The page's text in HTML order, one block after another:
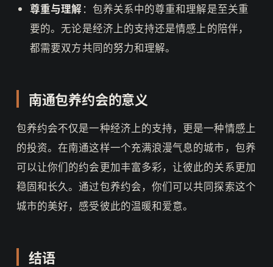
尊重与理解 ：包养关系中的尊重和理解是至关重
要的。无论是经济上的支持还是情感上的陪伴，
都需要双方共同的努力和理解。
南通包养约会的意义
包养约会不仅是一种经济上的支持，更是一种情感上
的投资。在南通这样一个充满浪漫气息的城市，包养
可以让你们的约会更加丰富多彩，让彼此的关系更加
稳固和长久。通过包养约会，你们可以共同探索这个
城市的美好，感受彼此的温暖和爱意。
结语